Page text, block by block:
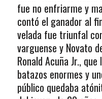
fue no enfriarme y
contó el ganador al
velada fue triunfal
varguense y Novato
Ronald Acuña Jr.,
batazos enormes y
público quedaba